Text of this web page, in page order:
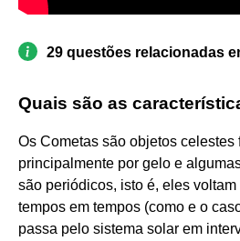
29 questões relacionadas
Quais são as
Os Cometas são objetos celestes
principalmente por gelo e
são periódicos, isto é, eles
tempos em tempos (como e o
passa pelo sistema solar em